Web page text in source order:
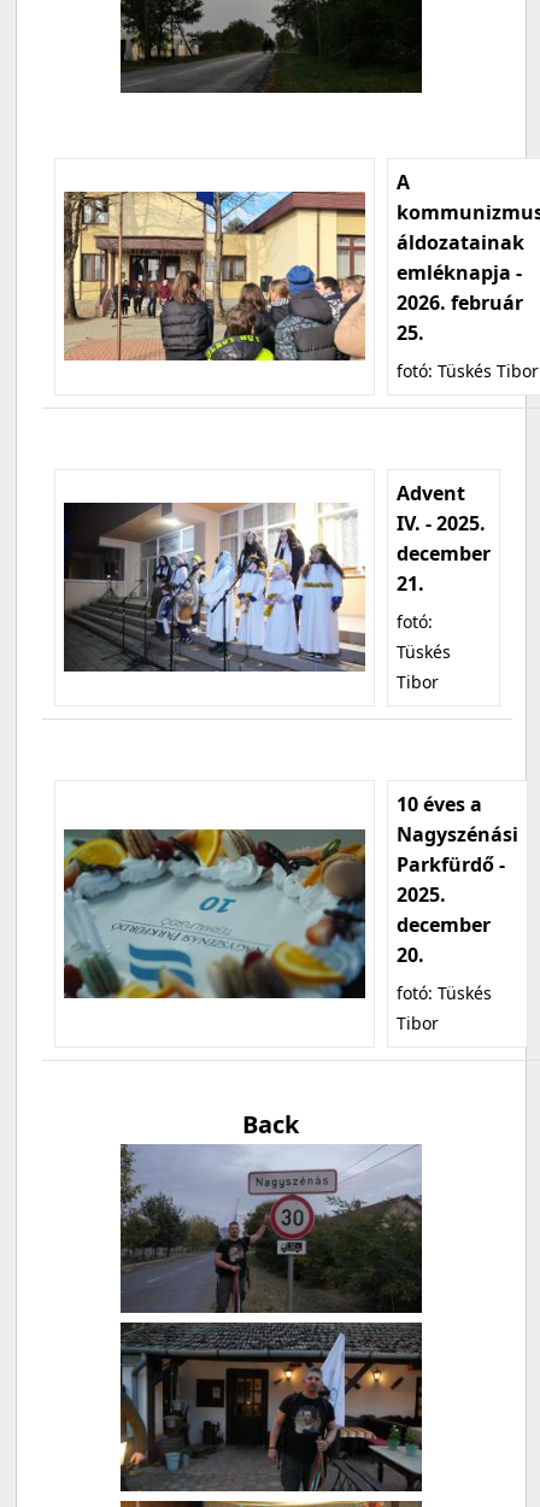
A
áldozatainak
emléknapja -
2026. február
25.
fotó: Tüskés Tibor
Advent
IV. - 2025.
december
21.
fotó:
Tüskés
Tibor
10 éves a
Nagyszénási
Parkfürdő -
2025.
december
20.
fotó: Tüskés
Tibor
Back